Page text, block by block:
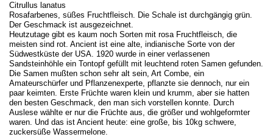
Citrullus lanatus
Rosafarbenes, süßes Fruchtfleisch. Die Schale ist durchgängig grün.
Der Geschmack ist ausgezeichnet.
Heutzutage gibt es kaum noch Sorten mit rosa Fruchtfleisch, die
meisten sind rot. Ancient ist eine alte, indianische Sorte von der
Südwestküste der USA. 1920 wurde in einer verlassenen
Sandsteinhöhle ein Tontopf gefüllt mit leuchtend roten Samen gefunden.
Die Samen mußten schon sehr alt sein, Art Combe, ein
Amateurschürfer und Pflanzenexperte, pflanzte sie dennoch, nur ein
paar keimten. Erste Früchte waren klein und krumm, aber sie hatten
den besten Geschmack, den man sich vorstellen konnte. Durch
Auslese wählte er nur die Früchte aus, die größer und wohlgeformter
waren. Und das ist Ancient heute: eine große, bis 10kg schwere,
zuckersüße Wassermelone.